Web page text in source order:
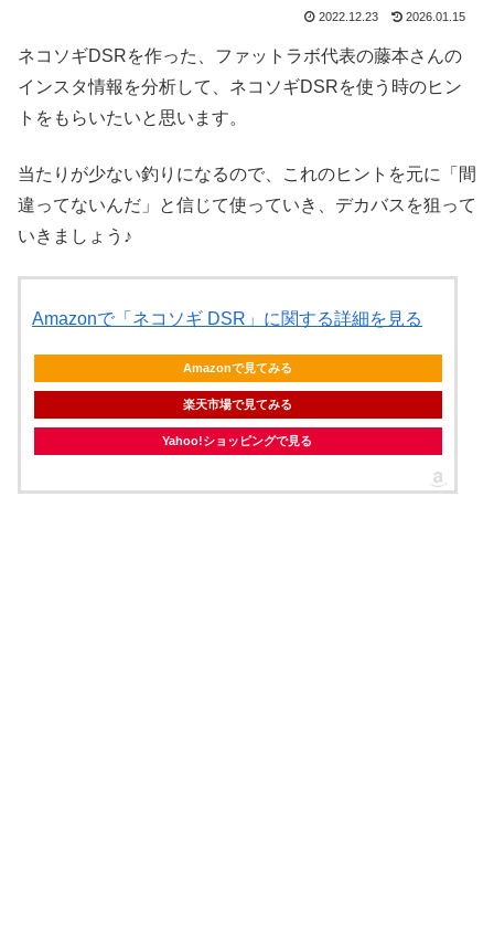
2022.12.23 2026.01.15
ネコソギDSRを作った、ファットラボ代表の藤本さんの
インスタ情報を分析して、ネコソギDSRを使う時のヒン
トをもらいたいと思います。
当たりが少ない釣りになるので、これのヒントを元に「間
違ってないんだ」と信じて使っていき、デカバスを狙って
いきましょう♪
Amazonで「ネコソギ DSR」に関する詳細を見る
Amazonで見てみる
楽天市場で見てみる
Yahoo!ショッピングで見る